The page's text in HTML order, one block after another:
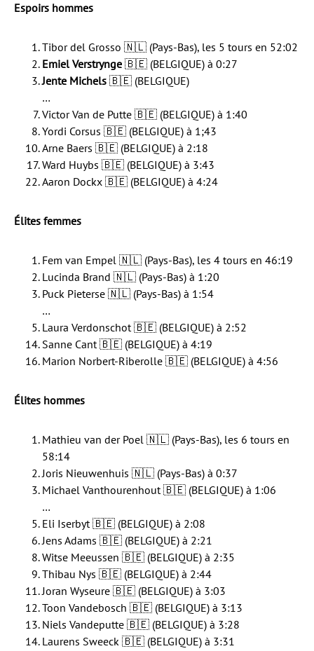
Espoirs hommes
Tibor del Grosso 🇳🇱 (Pays-Bas), les 5 tours en 52:02
Emiel Verstrynge 🇧🇪 (BELGIQUE) à 0:27
Jente Michels 🇧🇪 (BELGIQUE)
…
Victor Van de Putte 🇧🇪 (BELGIQUE) à 1:40
Yordi Corsus 🇧🇪 (BELGIQUE) à 1;43
Arne Baers 🇧🇪 (BELGIQUE) à 2:18
Ward Huybs 🇧🇪 (BELGIQUE) à 3:43
Aaron Dockx 🇧🇪 (BELGIQUE) à 4:24
Élites femmes
Fem van Empel 🇳🇱 (Pays-Bas), les 4 tours en 46:19
Lucinda Brand 🇳🇱 (Pays-Bas) à 1:20
Puck Pieterse 🇳🇱 (Pays-Bas) à 1:54
…
Laura Verdonschot 🇧🇪 (BELGIQUE) à 2:52
Sanne Cant 🇧🇪 (BELGIQUE) à 4:19
Marion Norbert-Riberolle 🇧🇪 (BELGIQUE) à 4:56
Élites hommes
Mathieu van der Poel 🇳🇱 (Pays-Bas), les 6 tours en
58:14
Joris Nieuwenhuis 🇳🇱 (Pays-Bas) à 0:37
Michael Vanthourenhout 🇧🇪 (BELGIQUE) à 1:06
…
Eli Iserbyt 🇧🇪 (BELGIQUE) à 2:08
Jens Adams 🇧🇪 (BELGIQUE) à 2:21
Witse Meeussen 🇧🇪 (BELGIQUE) à 2:35
Thibau Nys 🇧🇪 (BELGIQUE) à 2:44
Joran Wyseure 🇧🇪 (BELGIQUE) à 3:03
Toon Vandebosch 🇧🇪 (BELGIQUE) à 3:13
Niels Vandeputte 🇧🇪 (BELGIQUE) à 3:28
Laurens Sweeck 🇧🇪 (BELGIQUE) à 3:31